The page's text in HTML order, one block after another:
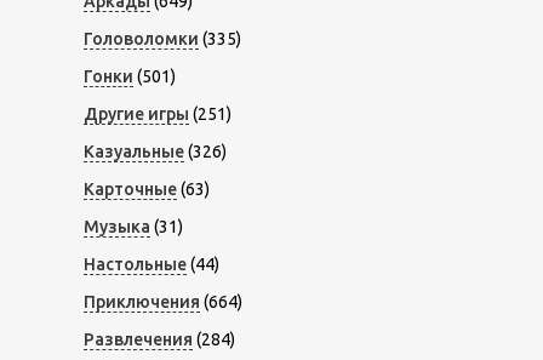
Головоломки (335)
Гонки (501)
Другие игры (251)
Казуальные(326)
Карточные(63)
Музыка (31)
Настольные(44)
Приключения (664)
Развлечения (284)